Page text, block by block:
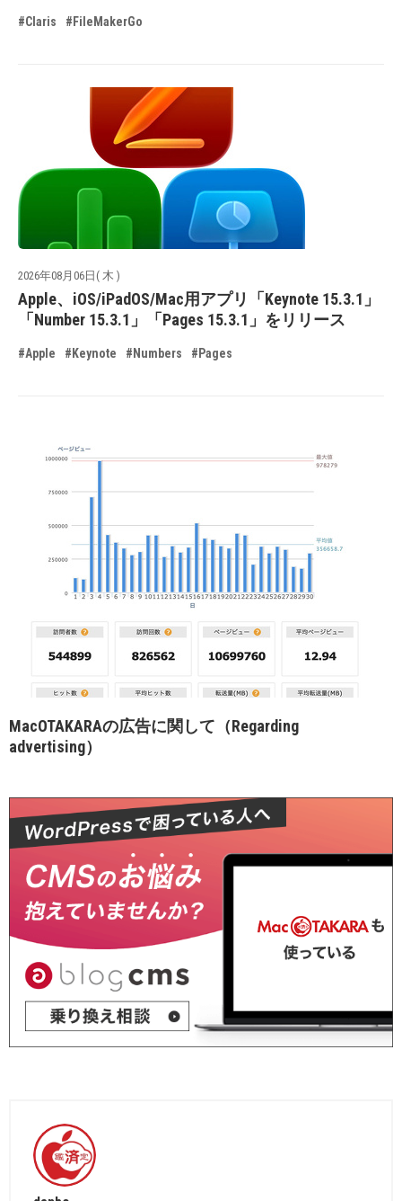
#Claris #FileMakerGo
2026年08月06日( 木 )
Apple、iOS/iPadOS/Mac用アプリ「Keynote 15.3.1」
「Number 15.3.1」「Pages 15.3.1」をリリース
#Apple #Keynote #Numbers #Pages
MacOTAKARAの広告に関して（Regarding
advertising）